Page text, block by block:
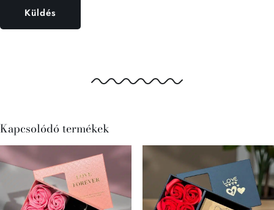
Kapcsolódó termékek